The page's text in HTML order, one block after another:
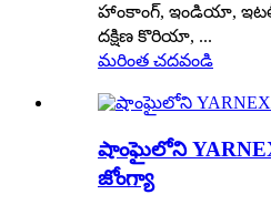
హాంకాంగ్, ఇండియా,
దక్షిణ కొరియా, ...
మరింత చదవండి
షాంఘైలోని
జోంగ్యా